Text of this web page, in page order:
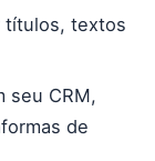
títulos, textos
seu CRM,
de